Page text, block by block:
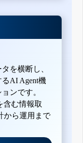
を横断し、
AI Agent機
ンです。
含む情報取
から運用まで